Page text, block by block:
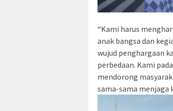
“Kami harus
anak bangsa dan
wujud penghargaan
perbedaan. Kami
mendorong
sama-sama menjaga